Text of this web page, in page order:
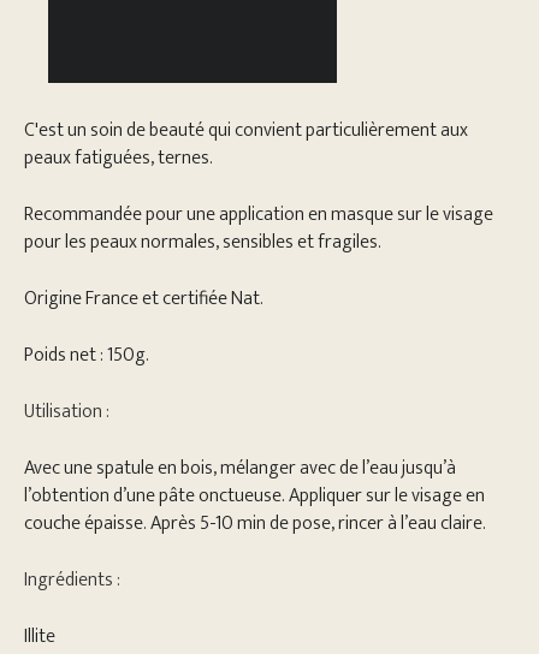
C'est un soin de beauté qui convient particulièrement aux
peaux fatiguées, ternes.
Recommandée pour une application en masque sur le visage
pour les peaux normales, sensibles et fragiles.
Origine France et certifiée Nat.
Poids net : 150g.
Utilisation :
Avec une spatule en bois, mélanger avec de l’eau jusqu’à
l’obtention d’une pâte onctueuse. Appliquer sur le visage en
couche épaisse. Après 5-10 min de pose, rincer à l’eau claire.
Ingrédients :
Illite